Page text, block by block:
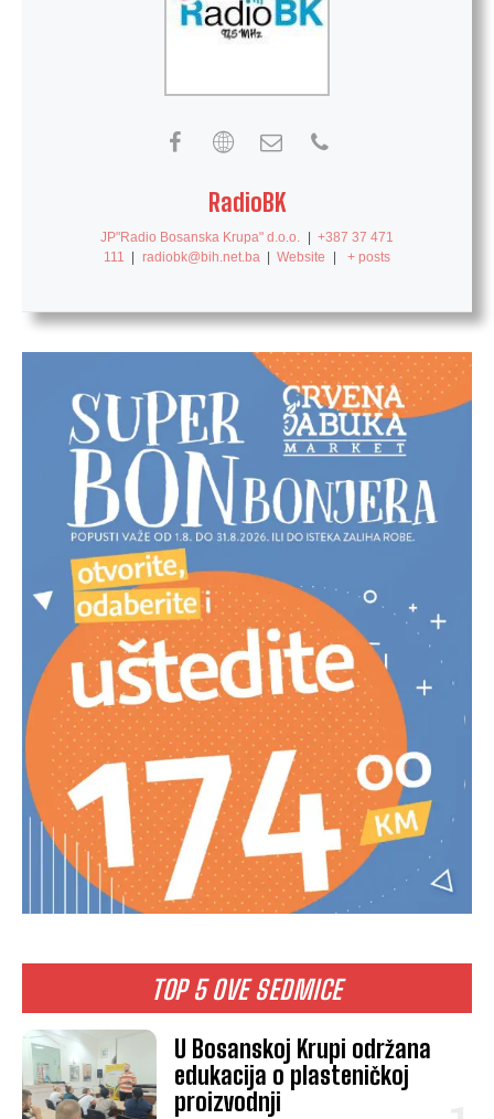
TOP 5 OVE SEDMICE
U Bosanskoj Krupi održana
edukacija o plasteničkoj
proizvodnji
RadioBK
JP"Radio Bosanska Krupa" d.o.o. | +387 37 471
111
| radiobk@bih.net.ba | Website | + posts